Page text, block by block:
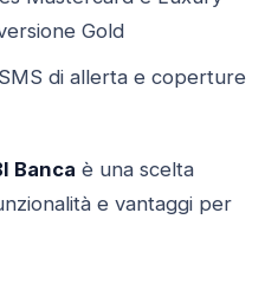
Gold
di allerta e coperture
Banca è una scelta
e vantaggi per